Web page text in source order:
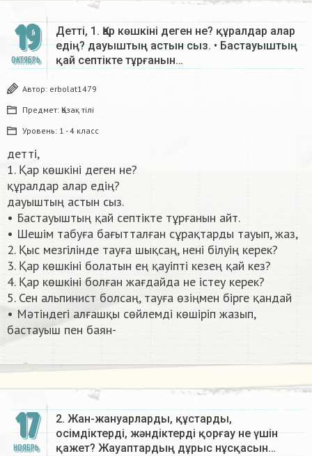
19
ОКТЯБРЬ
Детті, 1. Қар көшкіні деген не? құралдар алар
едің? дауыштың астын сыз. • Бастауыштың
қай септікте тұрғанын…
Автор: erbolat1479
Предмет: Қазақ тiлi
Уровень: 1 - 4 класс
детті,
1. Қар көшкіні деген не?
құралдар алар едің?
дауыштың астын сыз.
• Бастауыштың қай септікте тұрғанын айт.
• Шешім табуға бағытталған сұрақтарды тауып, жаз,
2. Қыс мезгілінде тауға шықсаң, нені білуің керек?
3. Қар көшкіні болатын ең қауіпті кезең қай кез?
4. Қар көшкіні болған жағдайда не істеу керек?
5. Сен альпинист болсаң, тауға өзіңмен бірге қандай
• Мәтіндегі алғашқы сөйлемді көшіріп жазып,
бастауыш пен баян-​
17
НОЯБРЬ
2. Жан-жануарларды, құстарды,
осімдіктерді, жәндіктерді қорғау не үшін
қажет? Жауаптардың дұрыс нұсқасын…